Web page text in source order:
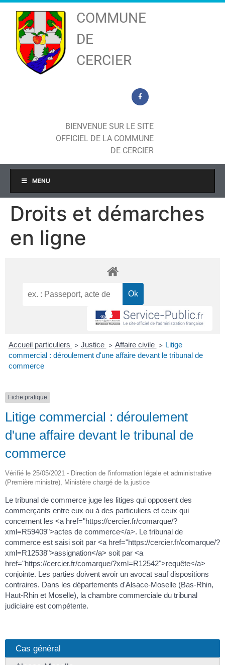
COMMUNE
DE
CERCIER
BIENVENUE SUR LE SITE
OFFICIEL DE LA COMMUNE
DE CERCIER
MENU
Droits et démarches
en ligne
Accueil particuliers > Justice > Affaire civile > Litige
commercial : déroulement d'une affaire devant le tribunal de
commerce
Fiche pratique
Litige commercial : déroulement
d'une affaire devant le tribunal de
commerce
Vérifié le 25/05/2021 - Direction de l'information légale et administrative
(Première ministre), Ministère chargé de la justice
Le tribunal de commerce juge les litiges qui opposent des
commerçants entre eux ou à des particuliers et ceux qui
concernent les <a href="https://cercier.fr/comarque/?
xml=R59409">actes de commerce</a>. Le tribunal de
commerce est saisi soit par <a href="https://cercier.fr/comarque/?
xml=R12538">assignation</a> soit par <a
href="https://cercier.fr/comarque/?xml=R12542">requête</a>
conjointe. Les parties doivent avoir un avocat sauf dispositions
contraires. Dans les départements d'Alsace-Moselle (Bas-Rhin,
Haut-Rhin et Moselle), la chambre commerciale du tribunal
judiciaire est compétente.
Cas général